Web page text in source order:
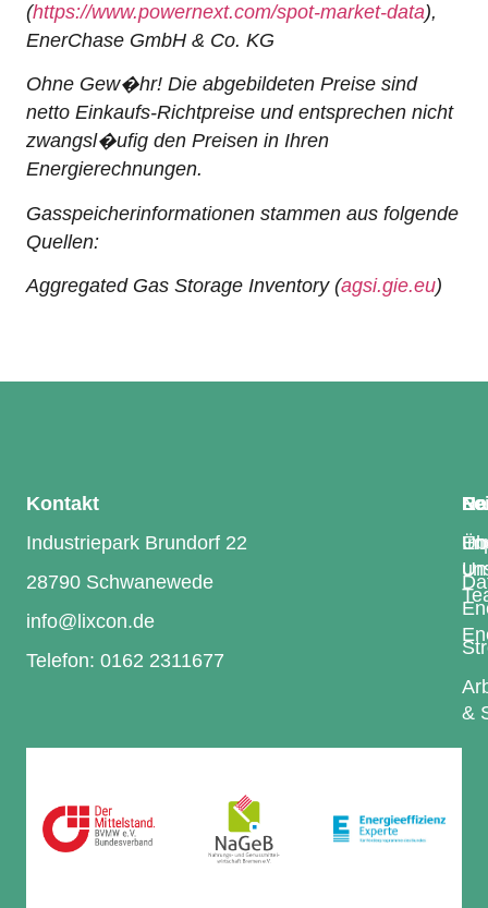
(https://www.powernext.com/spot-market-data),
EnerChase GmbH & Co. KG
Ohne Gew�hr! Die abgebildeten Preise sind
netto Einkaufs-Richtpreise und entsprechen nicht
zwangsl�ufig den Preisen in Ihren
Energierechnungen.
Gasspeicherinformationen stammen aus folgende
Quellen:
Aggregated Gas Storage Inventory (agsi.gie.eu)
Kontakt
Industriepark Brundorf 22
28790 Schwanewede
info@lixcon.de
Telefon: 0162 2311677
&